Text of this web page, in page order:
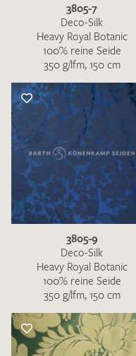
3805-7
Deco-Silk
Heavy Royal Botanic
100% reine Seide
350 g/lfm, 150 cm
3805-9
Deco-Silk
Heavy Royal Botanic
100% reine Seide
350 g/lfm, 150 cm